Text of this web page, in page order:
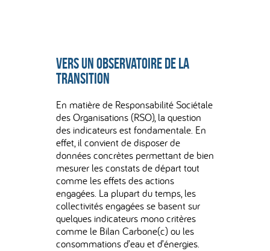
Vers un observatoire de la
transition
En matière de Responsabilité Sociétale
des Organisations (RSO), la question
des indicateurs est fondamentale. En
effet, il convient de disposer de
données concrètes permettant de bien
mesurer les constats de départ tout
comme les effets des actions
engagées. La plupart du temps, les
collectivités engagées se basent sur
quelques indicateurs mono critères
comme le Bilan Carbone(c) ou les
consommations d’eau et d’énergies.